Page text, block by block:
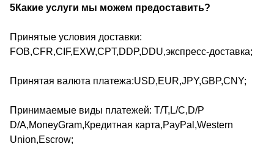
5Какие услуги мы можем предоставить?
Принятые условия доставки:
FOB,CFR,CIF,EXW,CPT,DDP,DDU,экспресс-доставка;
Принятая валюта платежа:USD,EUR,JPY,GBP,CNY;
Принимаемые виды платежей: T/T,L/C,D/P
D/A,MoneyGram,Кредитная карта,PayPal,Western
Union,Escrow;